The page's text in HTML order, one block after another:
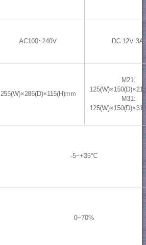
AC100~240V DC 12V 3A
255(W)×285(D)×115(H)mm
M21:
M31:
-5~+35°C
0~70%